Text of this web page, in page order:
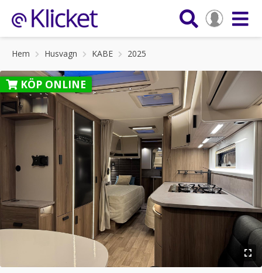
Hem Husvagn KABE 2025
KÖP ONLINE